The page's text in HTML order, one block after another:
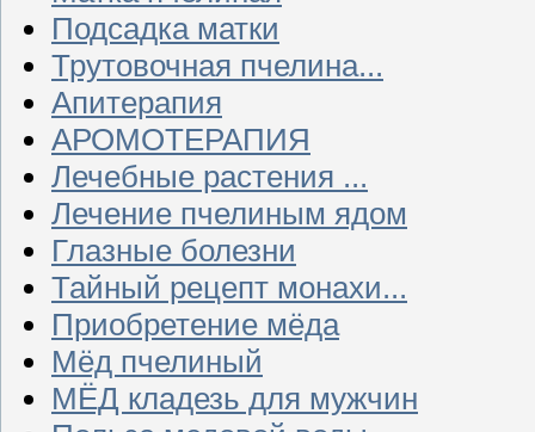
Подсадка матки
Трутовочная пчелина...
Апитерапия
АРОМОТЕРАПИЯ
Лечебные растения ...
Лечение пчелиным ядом
Глазные болезни
Тайный рецепт монахи...
Приобретение мёда
Мёд пчелиный
МЁД кладезь для мужчин